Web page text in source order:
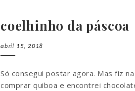
coelhinho da páscoa
abril 15, 2018
Só consegui postar agora. Mas fiz
comprar quiboa e encontrei